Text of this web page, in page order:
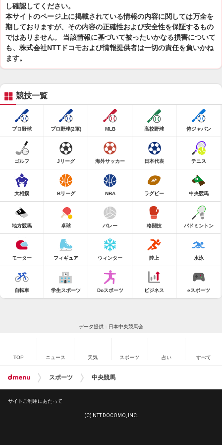
し確認してください。
本サイトのページ上に掲載されている情報の内容に関しては万全を
期しておりますが、その内容の正確性および安全性を保証するもの
ではありません。 当該情報に基づいて被ったいかなる損害について
も、株式会社NTTドコモおよび情報提供者は一切の責任を負いかね
ます。
競技一覧
プロ野球 プロ野球(2軍) MLB 高校野球 侍ジャパン
ゴルフ Jリーグ 海外サッカー 日本代表 テニス
大相撲 Bリーグ NBA ラグビー 中央競馬
地方競馬 卓球 バレー 格闘技 バドミントン
モーター フィギュア ウィンター 陸上 水泳
自転車 学生スポーツ Doスポーツ ビジネス eスポーツ
データ提供：日本中央競馬会
TOP ニュース 天気 スポーツ 占い すべて
スポーツ 中央競馬
サイトご利用にあたって
(C) NTT DOCOMO, INC.